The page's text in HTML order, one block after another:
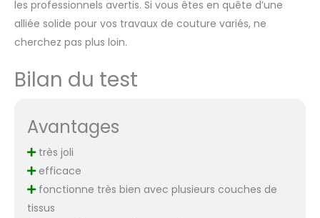
les professionnels avertis. Si vous êtes en quête d’une
alliée solide pour vos travaux de couture variés, ne
cherchez pas plus loin.
Bilan du test
Avantages
très joli
efficace
fonctionne très bien avec plusieurs couches de
tissus